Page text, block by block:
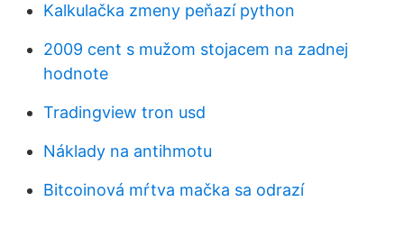
Kalkulačka zmeny peňazí python
2009 cent s mužom stojacem na zadnej
hodnote
Tradingview tron ​​usd
Náklady na antihmotu
Bitcoinová mŕtva mačka sa odrazí